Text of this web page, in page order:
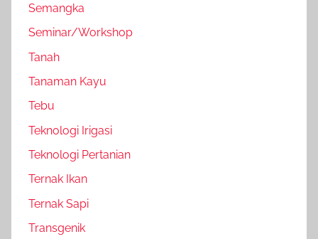
Semangka
Seminar/Workshop
Tanah
Tanaman Kayu
Tebu
Teknologi Irigasi
Teknologi Pertanian
Ternak Ikan
Ternak Sapi
Transgenik